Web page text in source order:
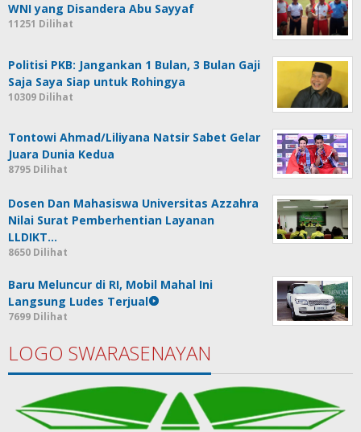
WNI yang Disandera Abu Sayyaf
11251 Dilihat
Politisi PKB: Jangankan 1 Bulan, 3 Bulan Gaji
Saja Saya Siap untuk Rohingya
10309 Dilihat
Tontowi Ahmad/Liliyana Natsir Sabet Gelar
Juara Dunia Kedua
8795 Dilihat
Dosen Dan Mahasiswa Universitas Azzahra
Nilai Surat Pemberhentian Layanan
LLDIKT…
8650 Dilihat
Baru Meluncur di RI, Mobil Mahal Ini
Langsung Ludes Terjual
7699 Dilihat
LOGO SWARASENAYAN